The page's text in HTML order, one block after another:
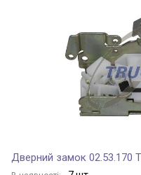
Дверний замок 02.53.170